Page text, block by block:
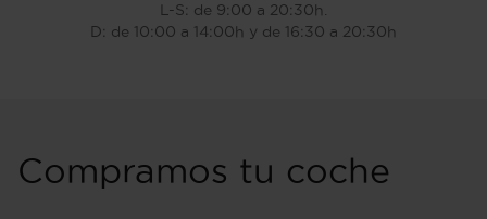
L-S: de 9:00 a 20:30h.
D: de 10:00 a 14:00h y de 16:30 a 20:30h
Compramos tu coche